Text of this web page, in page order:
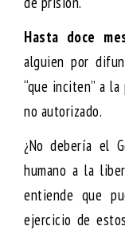
Hasta doce
alguien por
“que inciten” a
no autorizado.
¿No debería el
humano a la
entiende que
ejercicio de